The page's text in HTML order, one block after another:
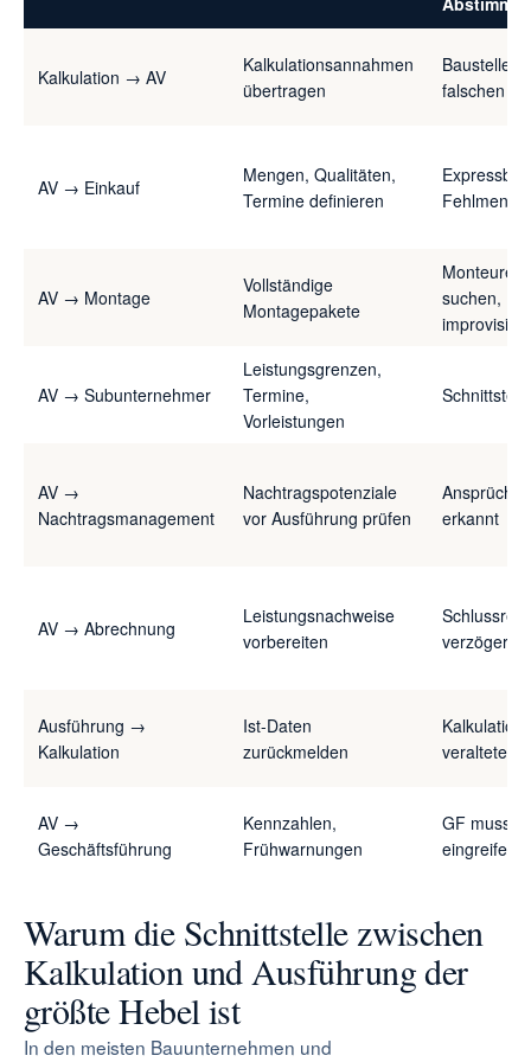
Kalkulation → AV
Kalkulationsannahmen
übertragen
Baustelle
falschen
AV → Einkauf
Mengen, Qualitäten,
Termine definieren
AV → Montage
Vollständige
Montagepakete
Monteure
suchen,
AV → Subunternehmer
Leistungsgrenzen,
Termine,
Vorleistungen
AV →
Nachtragsmanagement
Nachtragspotenziale
vor Ausführung prüfen
Ansprüche
erkannt
AV → Abrechnung
Leistungsnachweise
vorbereiten
verzögert
Ausführung →
Kalkulation
Ist-Daten
zurückmelden
Kalkulation
veralteten
AV →
Geschäftsführung
Kennzahlen,
Frühwarnungen
GF muss
eingreifen
Warum die Schnittstelle zwischen
Kalkulation und Ausführung der
größte Hebel ist
In den meisten Bauunternehmen und